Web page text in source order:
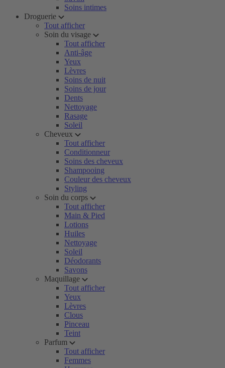
Soins intimes
Droguerie
Tout afficher
Soin du visage
Tout afficher
Anti-âge
Yeux
Lèvres
Soins de nuit
Soins de jour
Dents
Nettoyage
Rasage
Soleil
Cheveux
Tout afficher
Conditionneur
Soins des cheveux
Shampooing
Couleur des cheveux
Styling
Soin du corps
Tout afficher
Main & Pied
Lotions
Huiles
Nettoyage
Soleil
Déodorants
Savons
Maquillage
Tout afficher
Yeux
Lèvres
Clous
Pinceau
Teint
Parfum
Tout afficher
Femmes